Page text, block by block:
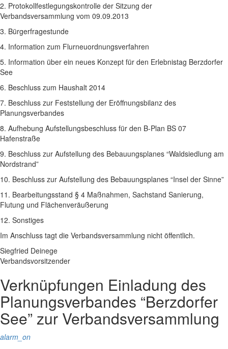
2. Protokollfestlegungskontrolle der Sitzung der
Verbandsversammlung vom 09.09.2013
3. Bürgerfragestunde
4. Information zum Flurneuordnungsverfahren
5. Information über ein neues Konzept für den Erlebnistag Berzdorfer
See
6. Beschluss zum Haushalt 2014
7. Beschluss zur Feststellung der Eröffnungsbilanz des
Planungsverbandes
8. Aufhebung Aufstellungsbeschluss für den B-Plan BS 07
Hafenstraße
9. Beschluss zur Aufstellung des Bebauungsplanes “Waldsiedlung am
Nordstrand”
10. Beschluss zur Aufstellung des Bebauungsplanes “Insel der Sinne”
11. Bearbeitungsstand § 4 Maßnahmen, Sachstand Sanierung,
Flutung und Flächenveräußerung
12. Sonstiges
Im Anschluss tagt die Verbandsversammlung nicht öffentlich.
Siegfried Deinege
Verbandsvorsitzender
Verknüpfungen Einladung des
Planungsverbandes “Berzdorfer
See” zur Verbandsversammlung
alarm_on